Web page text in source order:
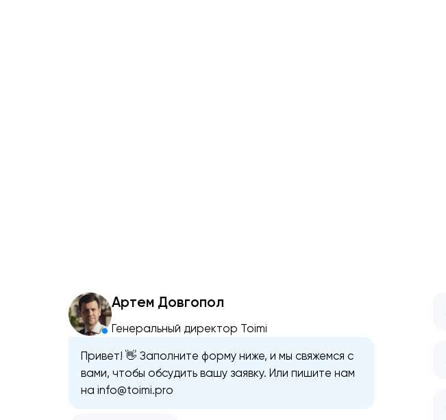
Артем Довгопол
Генеральный директор Toimi
Привет! 👋 Заполните форму ниже, и мы свяжемся с
вами, чтобы обсудить вашу заявку. Или пишите нам
на info@toimi.pro